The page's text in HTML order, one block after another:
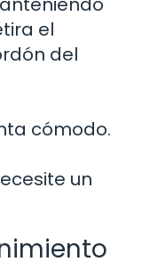
el
del
cómodo.
un